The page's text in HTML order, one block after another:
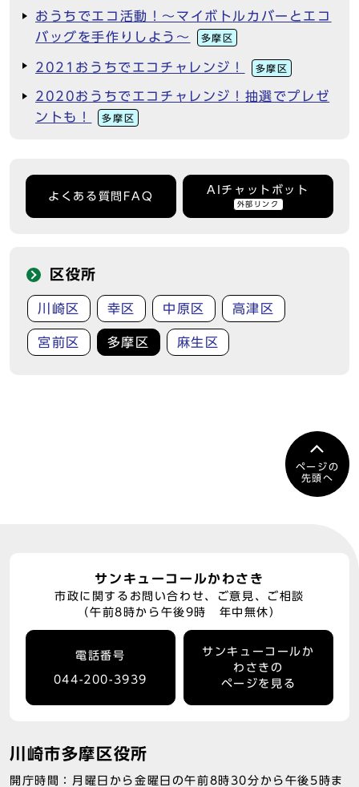
おうちでエコ活動！～マイボトルカバーとエコ
バッグを手作りしよう～
多摩区
2021おうちでエコチャレンジ！ 多摩区
2020おうちでエコチャレンジ！抽選でプレゼ
ントも！
多摩区
よくある質問FAQ
AIチャットボット
外部リンク
区役所
川崎区 幸区 中原区 高津区
宮前区 多摩区 麻生区
ページの
先頭へ
サンキューコールかわさき
市政に関するお問い合わせ、ご意見、ご相談
（午前8時から午後9時 年中無休）
電話番号
044-200-3939
サンキューコールか
わさきの
ページを見る
川崎市多摩区役所
開庁時間：月曜日から金曜日の午前8時30分から午後5時ま